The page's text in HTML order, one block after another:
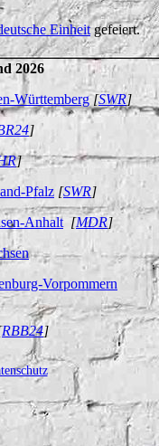
Einheitgefeiert.
2026
Württemberg [SWR]
]
]
Pfalz [SWR]
Anhalt [MDR]
Vorpommern
RBB24]